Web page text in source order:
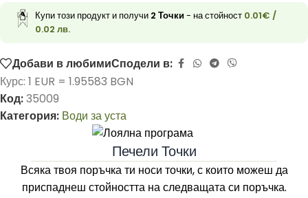
Купи този продукт и получи 2 Точки- на стойност 0.01€ /
0.02 лв.
Добави в любимиСподели в:
Курс: 1 EUR = 1.95583 BGN
Код:35009
Категория: Води за уста
Печели Точки
Всяка твоя поръчка ти носи точки, с които можеш да
приспаднеш стойността на следващата си поръчка.